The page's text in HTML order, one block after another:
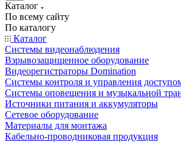
Каталог
По всему сайту
По каталогу
Каталог
Системы видеонаблюдения
Взрывозащищенное оборудование
Видеорегистраторы Domination
Системы контроля и управления
Системы оповещения и музыкальной
Источники питания и аккумуляторы
Сетевое оборудование
Материалы для монтажа
Кабельно-проводниковая продукция